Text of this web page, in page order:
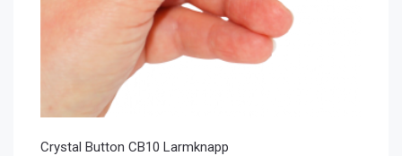
Crystal Button CB10 Larmknapp